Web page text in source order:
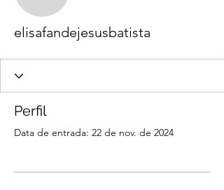
elisafandejesusbatista
Perfil
Data de entrada: 22 de nov. de 2024